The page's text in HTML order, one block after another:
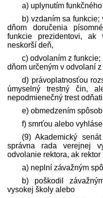
a) uplynutím
b) vzdaním sa
dňom doručenia
funkcie prezidentovi,
neskorší deň,
c) odvolaním z
dňom určeným v odvolaní z
d) právoplatnosťou
úmyselný trestný čin,
nepodmienečný trest
e) obmedzením
f) smrťou alebo
(9) Akademický
správna rada verejnej
odvolanie rektora, ak rektor
a) neplní závažným
b) poškodil
vysokej školy alebo